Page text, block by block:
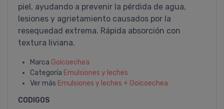
piel, ayudando a prevenir la pérdida de agua,
lesiones y agrietamiento causados por la
resequedad extrema. Rápida absorción con
textura liviana.
Marca Goicoechea
Categoría Emulsiones y leches
Ver más Emulsiones y leches + Goicoechea
CODIGOS